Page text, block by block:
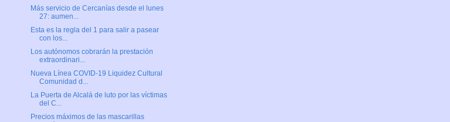
Más servicio de Cercanías desde el lunes
27: aumen...
Esta es la regla del 1 para salir a pasear
con los...
Los autónomos cobrarán la prestación
extraordinari...
Nueva Línea COVID-19 Liquidez Cultural
Comunidad d...
La Puerta de Alcalá de luto por las víctimas
del C...
Precios máximos de las mascarillas